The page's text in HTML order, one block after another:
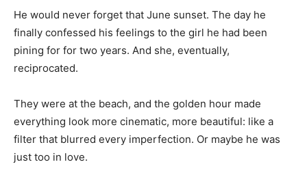
He would never forget that June sunset. The day he
finally confessed his feelings to the girl he had been
pining for for two years. And she, eventually,
reciprocated.
They were at the beach, and the golden hour made
everything look more cinematic, more beautiful: like a
filter that blurred every imperfection. Or maybe he was
just too in love.